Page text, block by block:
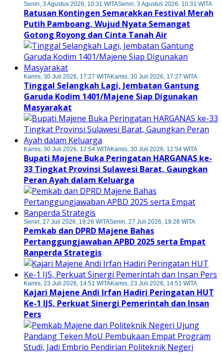
Senin, 3 Agustus 2026, 10:31 WITASenin, 3 Agustus 2026, 10:31 WITA
Ratusan Kontingen Semarakkan Festival Merah
Putih Pamboang, Wujud Nyata Semangat
Gotong Royong dan Cinta Tanah Air
Kamis, 30 Juli 2026, 17:27 WITAKamis, 30 Juli 2026, 17:27 WITA
Tinggal Selangkah Lagi, Jembatan Gantung
Garuda Kodim 1401/Majene Siap Digunakan
Masyarakat
Kamis, 30 Juli 2026, 12:54 WITAKamis, 30 Juli 2026, 12:54 WITA
Bupati Majene Buka Peringatan HARGANAS ke-
33 Tingkat Provinsi Sulawesi Barat, Gaungkan
Peran Ayah dalam Keluarga
Senin, 27 Juli 2026, 19:26 WITASenin, 27 Juli 2026, 19:26 WITA
Pemkab dan DPRD Majene Bahas
Pertanggungjawaban APBD 2025 serta Empat
Ranperda Strategis
Kamis, 23 Juli 2026, 14:51 WITAKamis, 23 Juli 2026, 14:51 WITA
Kajari Majene Andi Irfan Hadiri Peringatan HUT
Ke-1 IJS, Perkuat Sinergi Pemerintah dan Insan
Pers